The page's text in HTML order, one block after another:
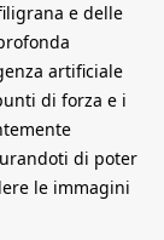
e delle
artificiale
di forza e i
di poter
le immagini